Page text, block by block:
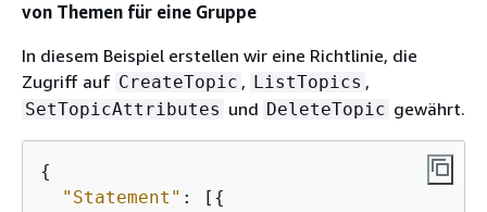
von Themen für eine Gruppe
In diesem Beispiel erstellen wir eine Richtlinie, die
Zugriff auf CreateTopic , ListTopics ,
SetTopicAttributes und DeleteTopic gewährt.
{
"Statement" : [ {